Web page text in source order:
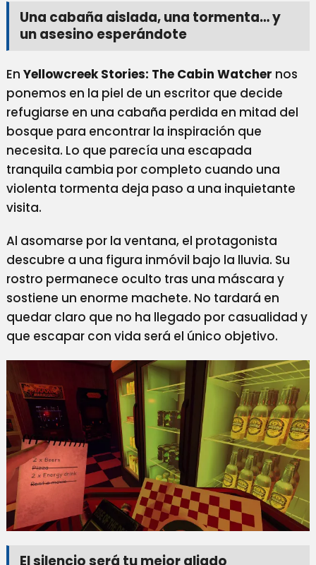
Una cabaña aislada, una tormenta… y
un asesino esperándote
En Yellowcreek Stories: The Cabin Watcher nos
ponemos en la piel de un escritor que decide
refugiarse en una cabaña perdida en mitad del
bosque para encontrar la inspiración que
necesita. Lo que parecía una escapada
tranquila cambia por completo cuando una
violenta tormenta deja paso a una inquietante
visita.
Al asomarse por la ventana, el protagonista
descubre a una figura inmóvil bajo la lluvia. Su
rostro permanece oculto tras una máscara y
sostiene un enorme machete. No tardará en
quedar claro que no ha llegado por casualidad y
que escapar con vida será el único objetivo.
El silencio será tu mejor aliado